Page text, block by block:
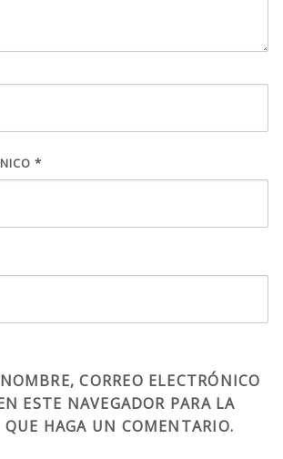
*
CORREO ELECTRÓNICO
ESTE NAVEGADOR PARA LA
QUE HAGA UN COMENTARIO.